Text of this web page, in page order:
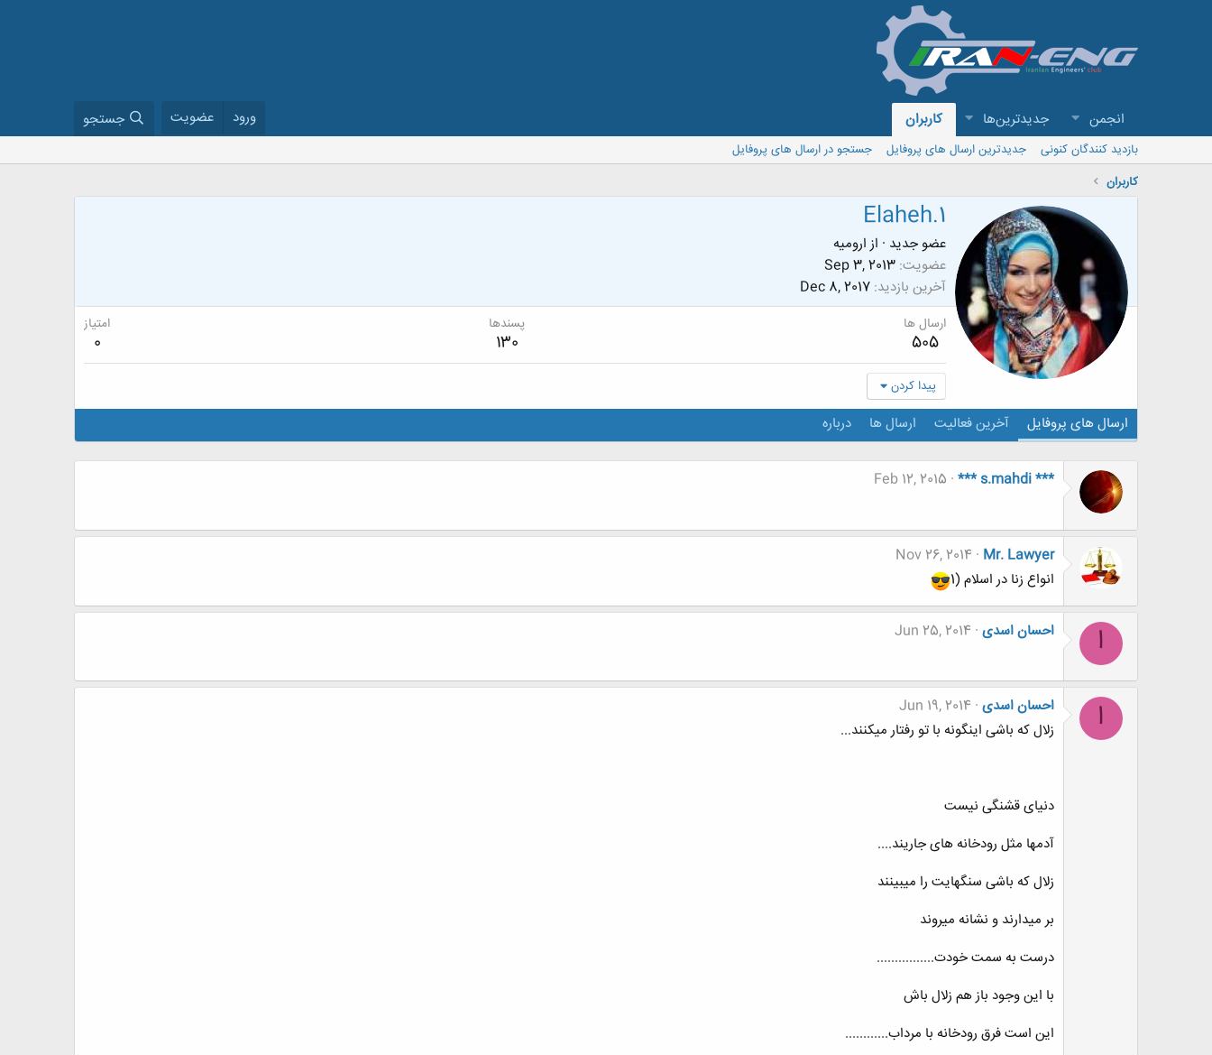
انجمن جدیدترین‌ها کاربران ورود عضویت جستجو
بازدید کنندگان کنونی جدیدترین ارسال های پروفایل
جستجو در ارسال های پروفایل
کاربران
Elaheh.1
عضو جدید · از ارومیه
عضویت Sep 3, 2013
آخرین بازدید Dec 8, 2017
ارسال ها
505
پسندها
130
امتیاز
0
پیدا کردن
ارسال های پروفایل آخرین فعالیت ارسال ها درباره
*** s.mahdi ***
Feb 12, 2015
Mr. Lawyer
Nov 26, 2014
انواع زنا در اسلام (1
ا احسان اسدی Jun 25, 2014
ا احسان اسدی Jun 19, 2014
زلال که باشی اینگونه با تو رفتار میکنند...
دنیای قشنگی نیست
آدمها مثل رودخانه های جاریند....
زلال که باشی سنگهایت را میبینند
بر میدارند و نشانه میروند
درست به سمت خودت................
با این وجود باز هم زلال باش
این است فرق رودخانه با مرداب............